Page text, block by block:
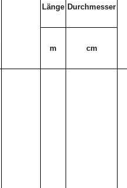
Länge Durchmesser
m cm